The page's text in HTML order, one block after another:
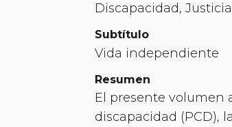
Discapacidad,
Subtítulo
Vida independiente
Resumen
El presente volumen
discapacidad (PCD),